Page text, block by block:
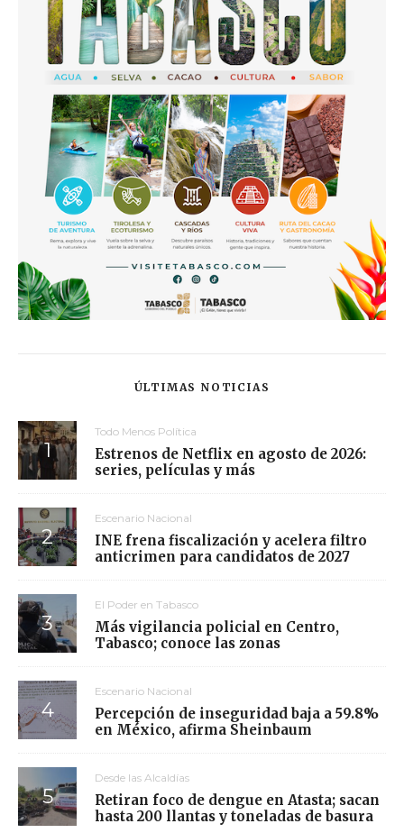
ÚLTIMAS NOTICIAS
Todo Menos Política
Estrenos de Netflix en agosto de 2026:
series, películas y más
Escenario Nacional
INE frena fiscalización y acelera filtro
anticrimen para candidatos de 2027
El Poder en Tabasco
Más vigilancia policial en Centro,
Tabasco; conoce las zonas
Escenario Nacional
Percepción de inseguridad baja a 59.8%
en México, afirma Sheinbaum
Desde las Alcaldías
Retiran foco de dengue en Atasta; sacan
hasta 200 llantas y toneladas de basura